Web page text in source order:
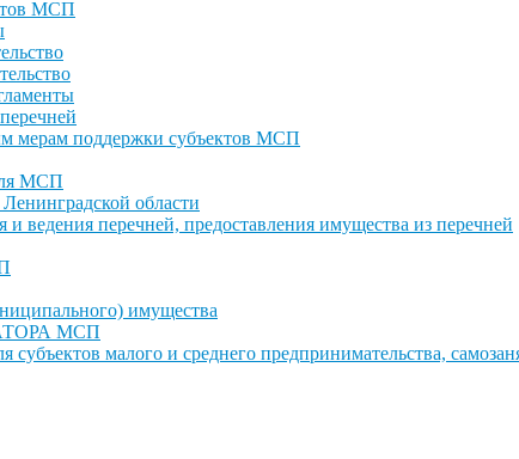
МСП
мерам поддержки субъектов МСП
МСП
области
ведения перечней, предоставления имущества из перечней
имущества
МСП
малого и среднего предпринимательства,